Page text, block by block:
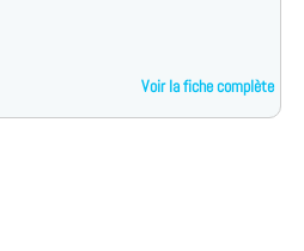
Voir la fiche complète